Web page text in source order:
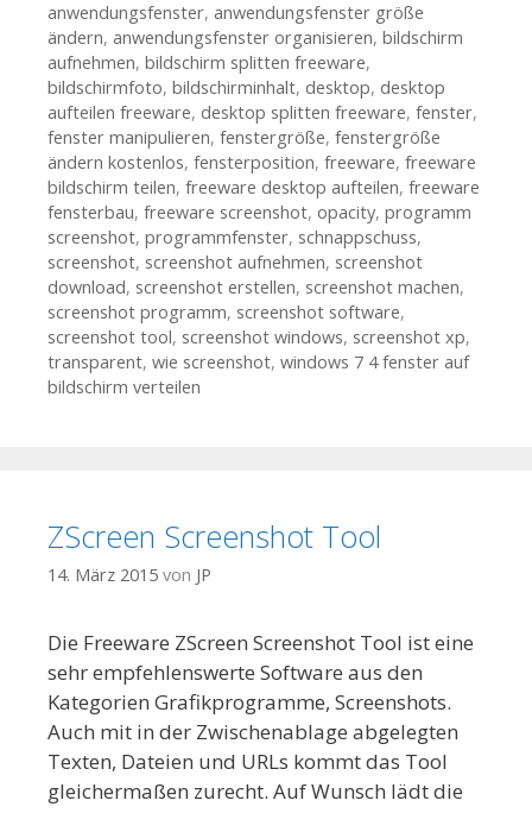
anwendungsfenster, anwendungsfenster größe
ändern, anwendungsfenster organisieren, bildschirm
aufnehmen, bildschirm splitten freeware,
bildschirmfoto, bildschirminhalt, desktop, desktop
aufteilen freeware, desktop splitten freeware, fenster,
fenster manipulieren, fenstergröße, fenstergröße
ändern kostenlos, fensterposition, freeware, freeware
bildschirm teilen, freeware desktop aufteilen, freeware
fensterbau, freeware screenshot, opacity, programm
screenshot, programmfenster, schnappschuss,
screenshot, screenshot aufnehmen, screenshot
download, screenshot erstellen, screenshot machen,
screenshot programm, screenshot software,
screenshot tool, screenshot windows, screenshot xp,
transparent, wie screenshot, windows 7 4 fenster auf
bildschirm verteilen
ZScreen Screenshot Tool
14. März 2015 von JP
Die Freeware ZScreen Screenshot Tool ist eine
sehr empfehlenswerte Software aus den
Kategorien Grafikprogramme, Screenshots.
Auch mit in der Zwischenablage abgelegten
Texten, Dateien und URLs kommt das Tool
gleichermaßen zurecht. Auf Wunsch lädt die